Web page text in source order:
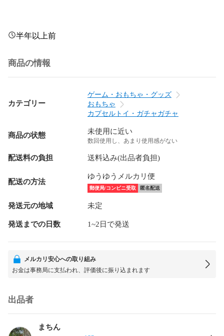
半年以上前
商品の情報
カテゴリー
ゲーム・おもちゃ・グッズ
おもちゃ
カプセルトイ・ガチャガチャ
商品の状態 未使用に近い
数回使用し、あまり使用感がない
配送料の負担 送料込み(出品者負担)
配送の方法
ゆうゆうメルカリ便
郵便局/コンビニ受取 匿名配送
発送元の地域 未定
発送までの日数 1~2日で発送
メルカリ安心への取り組み
お金は事務局に支払われ、評価後に振り込まれます
出品者
まちん